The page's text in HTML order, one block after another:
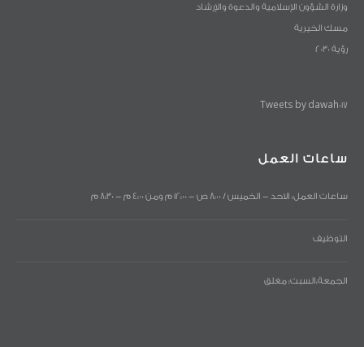
وزارة الشؤون الإسلامية والدعوة والإرشاد
مسك الخيرية
رؤية 2030
Tweets by dawah017
ساعات العمل
ساعات العمل: الاحد - الخميس / 8:00 ص - 12:00 م ومن 4:00 م - 8:30 م
التوظيف
الجمعة،السبت: مغلق